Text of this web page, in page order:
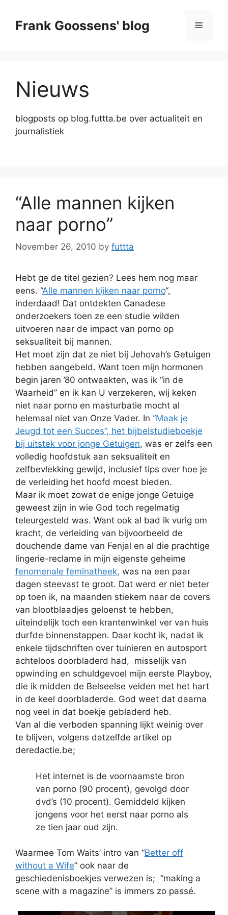
contentFrank Goossens' blog Menu
Nieuws
blogposts op blog.futtta.be over actualiteit en
journalistiek
“Alle mannen kijken
naar porno”
November 26, 2010 by futtta
Hebt ge de titel gezien? Lees hem nog maar
eens. “Alle mannen kijken naar porno“,
inderdaad! Dat ontdekten Canadese
onderzoekers toen ze een studie wilden
uitvoeren naar de impact van porno op
seksualiteit bij mannen.
Het moet zijn dat ze niet bij Jehovah’s Getuigen
hebben aangebeld. Want toen mijn hormonen
begin jaren ’80 ontwaakten, was ik “in de
Waarheid” en ik kan U verzekeren, wij keken
niet naar porno en masturbatie mocht al
helemaal niet van Onze Vader. In “Maak je
Jeugd tot een Succes”, het bijbelstudieboekje
bij uitstek voor jonge Getuigen, was er zelfs een
volledig hoofdstuk aan seksualiteit en
zelfbevlekking gewijd, inclusief tips over hoe je
de verleiding het hoofd moest bieden.
Maar ik moet zowat de enige jonge Getuige
geweest zijn in wie God toch regelmatig
teleurgesteld was. Want ook al bad ik vurig om
kracht, de verleiding van bijvoorbeeld de
douchende dame van Fenjal en al die prachtige
lingerie-reclame in mijn eigenste geheime
fenomenale feminatheek, was na een paar
dagen steevast te groot. Dat werd er niet beter
op toen ik, na maanden stiekem naar de covers
van blootblaadjes geloenst te hebben,
uiteindelijk toch een krantenwinkel ver van huis
durfde binnenstappen. Daar kocht ik, nadat ik
enkele tijdschriften over tuinieren en autosport
achteloos doorbladerd had, misselijk van
opwinding en schuldgevoel mijn eerste Playboy,
die ik midden de Belseelse velden met het hart
in de keel doorbladerde. God weet dat daarna
nog veel in dat boekje gebladerd heb.
Van al die verboden spanning lijkt weinig over
te blijven, volgens datzelfde artikel op
deredactie.be;
Het internet is de voornaamste bron
van porno (90 procent), gevolgd door
dvd’s (10 procent). Gemiddeld kijken
jongens voor het eerst naar porno als
ze tien jaar oud zijn.
Waarmee Tom Waits’ intro van “Better off
without a Wife” ook naar de
geschiedenisboekjes verwezen is; “making a
scene with a magazine” is immers zo passé.